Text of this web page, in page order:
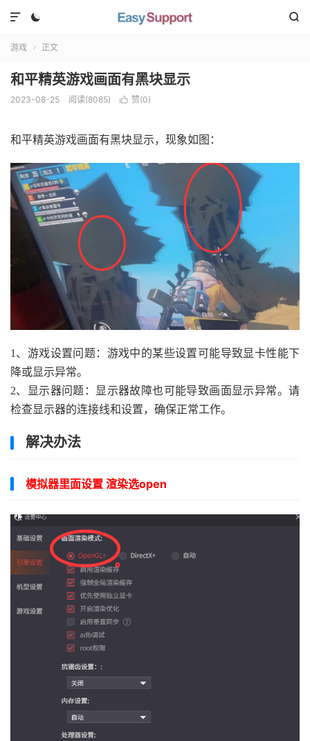
 

游戏  正文
和平精英游戏画面有黑块显示
2023-08-25 阅读(8085)  赞(0)
和平精英游戏画面有黑块显示，现象如图：
1、游戏设置问题：游戏中的某些设置可能导致显卡性能下
降或显示异常。
2、
显示器问题：显示器故障也可能导致画面显示异常。请
检查显示器的连接线和设置，确保正常工作。
解决办法
模拟器里面设置 渲染选open